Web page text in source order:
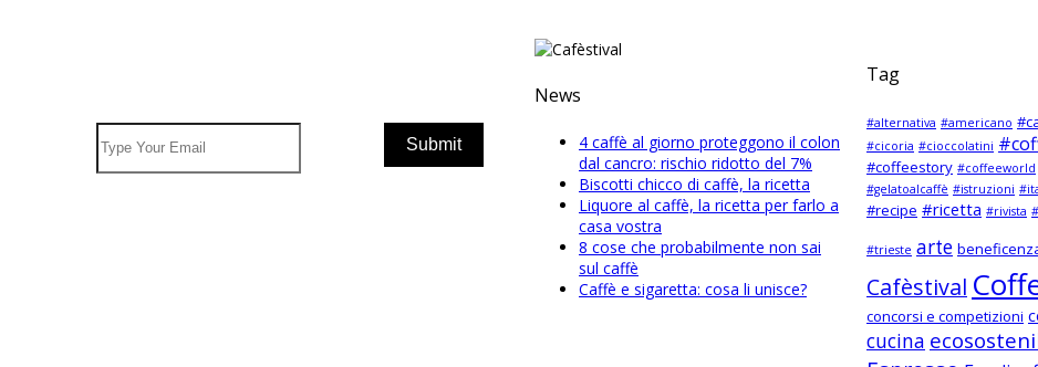
News
4 caffè al giorno proteggono il colon
dal cancro: rischio ridotto del 7%
Biscotti chicco di caffè, la ricetta
Liquore al caffè, la ricetta per farlo a
casa vostra
8 cose che probabilmente non sai
sul caffè
Caffè e sigaretta: cosa li unisce?
Tag
#alternativa #americano
#cicoria #cioccolatini
#coffeestory #coffeeworld
#gelatoalcaffè #istruzioni
#recipe #ricetta #rivista
#trieste arte
Cafèstival
concorsi e competizioni
cucina